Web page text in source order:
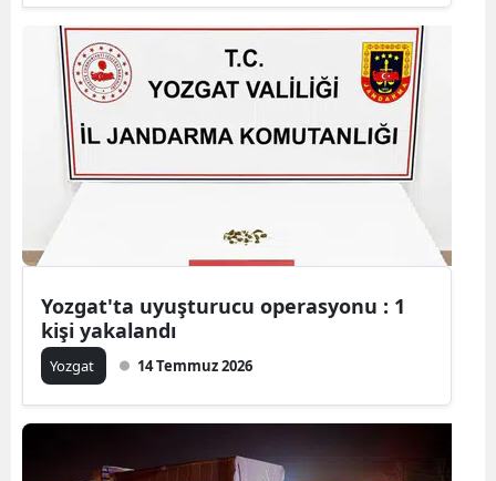
Malatya
Manisa
Mardin
Muğla
Muş
Rize
Yozgat'ta uyuşturucu operasyonu : 1
kişi yakalandı
Yozgat 14 Temmuz 2026